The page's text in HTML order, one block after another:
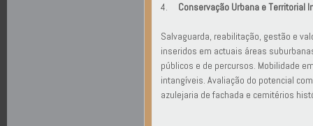
4. Conservação Urbana e Territorial
Salvaguarda, reabilitação, gestão e
inseridos em actuais áreas
públicos e de percursos. Mobilidade
intangíveis. Avaliação do potencial
azulejaria de fachada e cemitérios